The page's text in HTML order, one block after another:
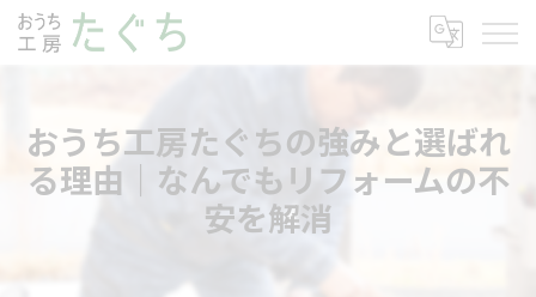
おうち工房たぐちの強みと選ばれ
る理由｜なんでもリフォームの不
安を解消